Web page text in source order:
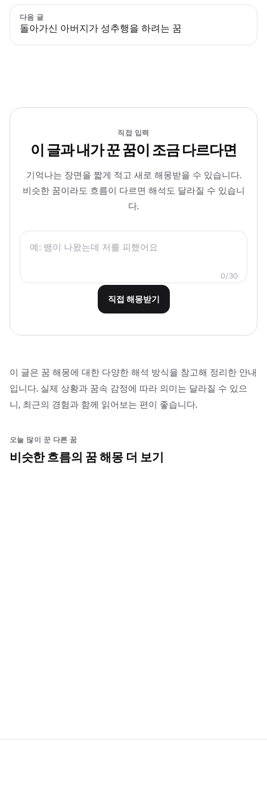
다음 글
돌아가신 아버지가 성추행을 하려는 꿈
직접 입력
이 글과 내가 꾼 꿈이 조금 다르다면
기억나는 장면을 짧게 적고 새로 해몽받을 수 있습니다.
비슷한 꿈이라도 흐름이 다르면 해석도 달라질 수 있습니
다.
0/30
직접 해몽받기
이 글은 꿈 해몽에 대한 다양한 해석 방식을 참고해 정리한 안내
입니다. 실제 상황과 꿈속 감정에 따라 의미는 달라질 수 있으
니, 최근의 경험과 함께 읽어보는 편이 좋습니다.
오늘 많이 꾼 다른 꿈
비슷한 흐름의 꿈 해몽 더 보기